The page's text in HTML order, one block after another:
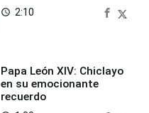
access_time 2:10
Papa León XIV: Chiclayo
en su emocionante
recuerdo